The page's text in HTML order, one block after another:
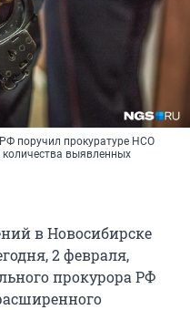
поручил прокуратуре НСО
выявленных
в Новосибирске
2 февраля,
прокурора РФ